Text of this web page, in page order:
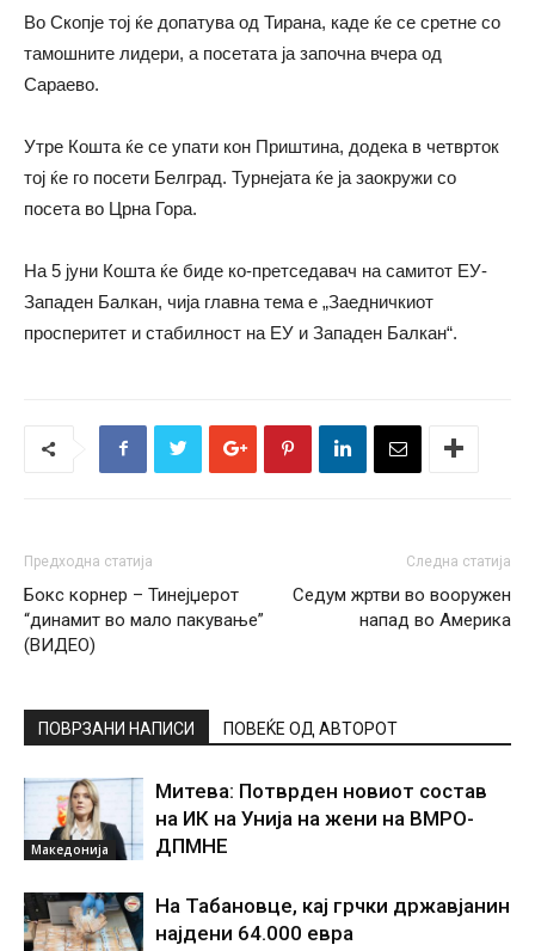
Во Скопје тој ќе допатува од Тирана, каде ќе се сретне со
тамошните лидери, а посетата ја започна вчера од
Сараево.
Утре Кошта ќе се упати кон Приштина, додека в четврток
тој ќе го посети Белград. Турнејата ќе ја заокружи со
посета во Црна Гора.
На 5 јуни Кошта ќе биде ко-претседавач на самитот ЕУ-
Западен Балкан, чија главна тема е „Заедничкиот
просперитет и стабилност на ЕУ и Западен Балкан“.
Предходна статија
Бокс корнер – Тинејџерот
“динамит во мало пакување”
(ВИДЕО)
Следна статија
Седум жртви во вооружен
напад во Америка
ПОВРЗАНИ НАПИСИ ПОВЕЌЕ ОД АВТОРОТ
Македонија
Митева: Потврден новиот состав
на ИК на Унија на жени на ВМРО-
ДПМНЕ
На Табановце, кај грчки државјанин
најдени 64.000 евра